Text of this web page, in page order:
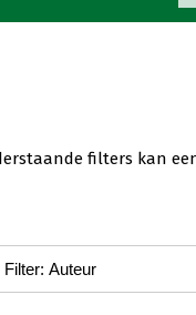
filters kan een